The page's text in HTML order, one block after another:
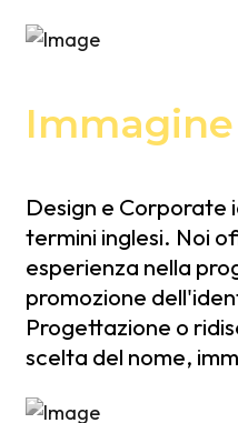
Design e Corporate
termini inglesi. Noi
esperienza nella
promozione
Progettazione o
scelta del nome,